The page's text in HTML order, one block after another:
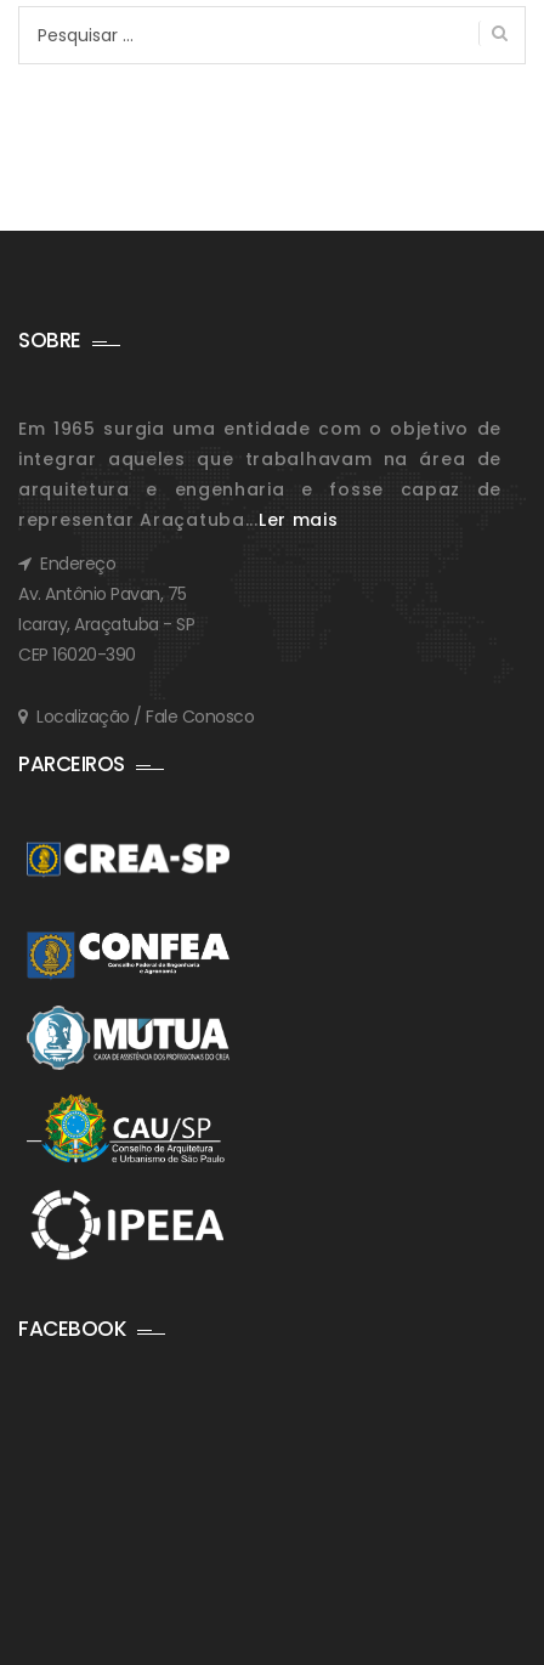
SOBRE
Em 1965 surgia uma entidade com o objetivo de
integrar aqueles que trabalhavam na área de
arquitetura e engenharia e fosse capaz de
representar Araçatuba...Ler mais
Endereço
Av. Antônio Pavan, 75
Icaray, Araçatuba - SP
CEP 16020-390
Localização / Fale Conosco
PARCEIROS
FACEBOOK